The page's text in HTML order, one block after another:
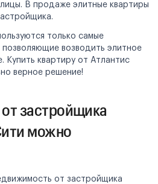
В продаже элитные квартиры
только самые
возводить элитное
Купить квартиру от Атлантис
верное решение!
застройщика
можно
от застройщика